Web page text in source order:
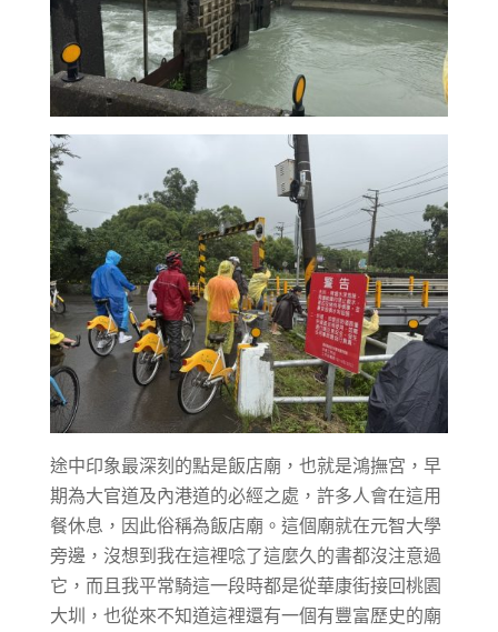
途中印象最深刻的點是飯店廟，也就是鴻撫宮，早
期為大官道及內港道的必經之處，許多人會在這用
餐休息，因此俗稱為飯店廟。這個廟就在元智大學
旁邊，沒想到我在這裡唸了這麼久的書都沒注意過
它，而且我平常騎這一段時都是從華康街接回桃園
大圳，也從來不知道這裡還有一個有豐富歷史的廟